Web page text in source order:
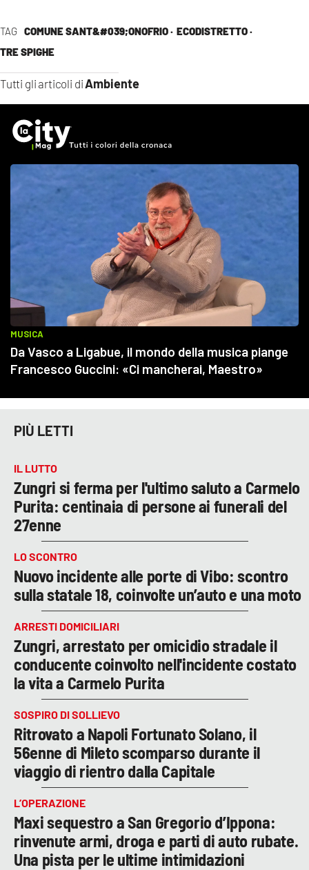
TAG COMUNE SANT&#039;ONOFRIO · ECODISTRETTO ·
TRE SPIGHE
Tutti gli articoli diAmbiente
PIÙ LETTI
IL LUTTO
Zungri si ferma per l'ultimo saluto a Carmelo
Purita: centinaia di persone ai funerali del
27enne
LO SCONTRO
Nuovo incidente alle porte di Vibo: scontro
sulla statale 18, coinvolte un’auto e una moto
ARRESTI DOMICILIARI
Zungri, arrestato per omicidio stradale il
conducente coinvolto nell'incidente costato
la vita a Carmelo Purita
SOSPIRO DI SOLLIEVO
Ritrovato a Napoli Fortunato Solano, il
56enne di Mileto scomparso durante il
viaggio di rientro dalla Capitale
L’OPERAZIONE
Maxi sequestro a San Gregorio d’Ippona:
rinvenute armi, droga e parti di auto rubate.
Una pista per le ultime intimidazioni